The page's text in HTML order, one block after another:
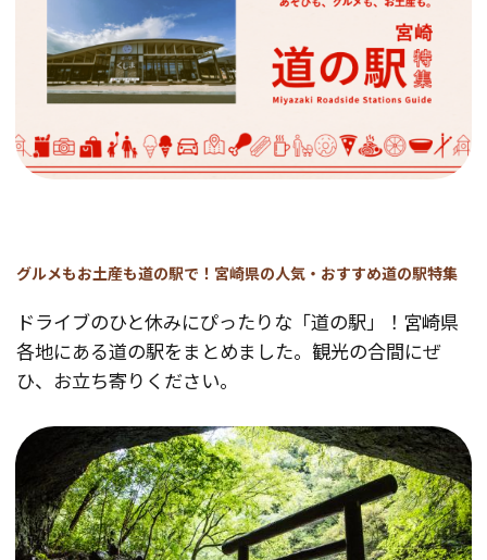
グルメもお土産も道の駅で！宮崎県の人気・おすすめ道の駅特集
ドライブのひと休みにぴったりな「道の駅」！宮崎県
各地にある道の駅をまとめました。観光の合間にぜ
ひ、お立ち寄りください。